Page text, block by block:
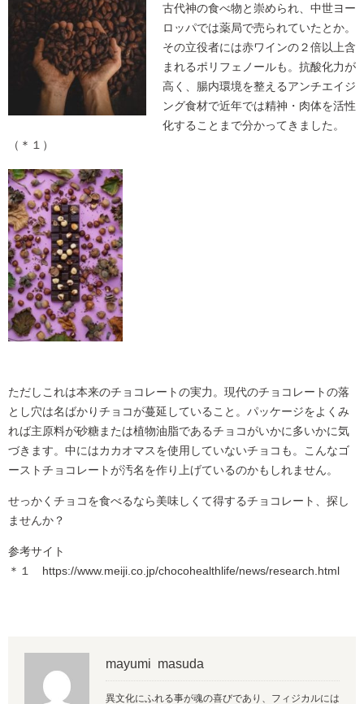
古代神の食べ物と崇められ、中世ヨー
ロッパでは薬局で売られていたとか。
その立役者には赤ワインの２倍以上含
まれるポリフェノールも。抗酸化力が
高く、腸内環境を整えるアンチエイジ
ング食材で近年では精神・肉体を活性
化することまで分かってきました。
（＊１）
ただしこれは本来のチョコレートの実力。現代のチョコレートの落
とし穴は名ばかりチョコが蔓延していること。パッケージをよくみ
れば主原料が砂糖または植物油脂であるチョコがいかに多いかに気
づきます。中にはカカオマスを使用していないチョコも。こんなゴ
ーストチョコレートが汚名を作り上げているのかもしれません。
せっかくチョコを食べるなら美味しくて得するチョコレート、探し
ませんか？
参考サイト
＊１ https://www.meiji.co.jp/chocohealthlife/news/research.html
mayumi masuda
異文化にふれる事が魂の喜びであり、フィジカルには